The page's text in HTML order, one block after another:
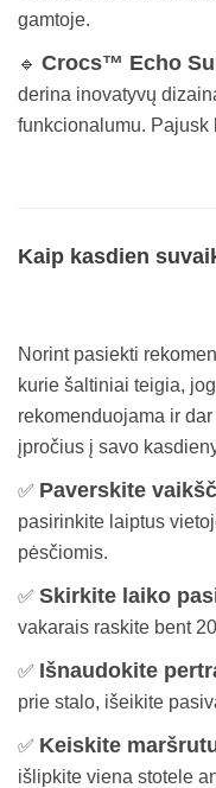
gamtoje.
🔹 Crocs™ Echo
derina inovatyvų
funkcionalumu. Pajusk
Kaip kasdien
Norint pasiekti
kurie šaltiniai teigia,
rekomenduojama ir
įpročius į savo
✅ Paverskite
pasirinkite laiptus
pėsčiomis.
✅ Skirkite laiko
vakarais raskite bent
✅ Išnaudokite
prie stalo, išeikite
✅ Keiskite
išlipkite viena stotele